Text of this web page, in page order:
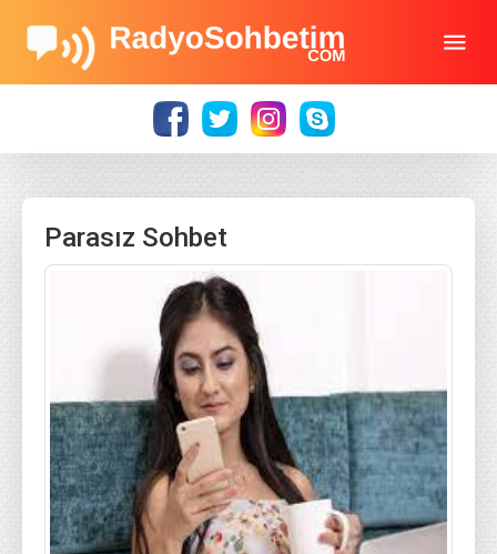
Parasız Sohbet